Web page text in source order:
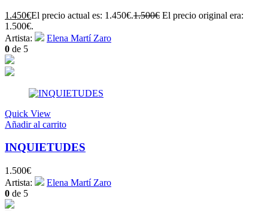
1.450€El precio actual es: 1.450€.1.500€ El precio original era:
1.500€.
Artista:
Elena Martí Zaro
0 de 5
Quick View
Añadir al carrito
INQUIETUDES
1.500€
Artista:
Elena Martí Zaro
0 de 5